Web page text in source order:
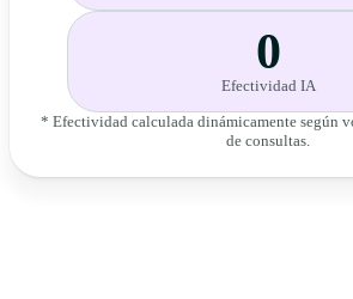
0
Efectividad IA
* Efectividad calculada dinámicamente según
de consultas.